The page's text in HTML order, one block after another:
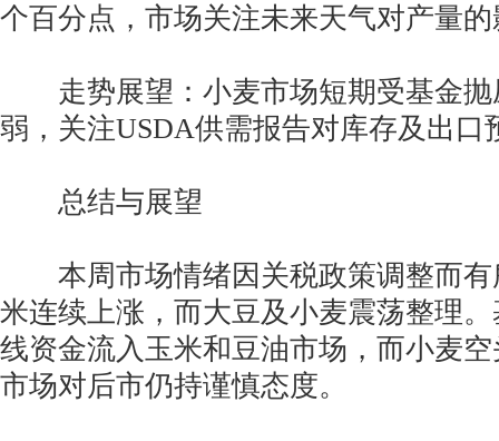
个百分点，市场关注未来天气对产量
走势展望：小麦市场短期受基金抛
弱，关注USDA供需报告对库存及出口
总结与展望
本周市场情绪因关税政策调整而有
米连续上涨，而大豆及小麦震荡整理
线资金流入玉米和豆油市场，而小麦
市场对后市仍持谨慎态度。